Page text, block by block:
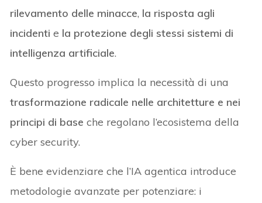
rilevamento delle minacce, la risposta agli
incidenti e la protezione degli stessi sistemi di
intelligenza artificiale.
Questo progresso implica la necessità di una
trasformazione radicale nelle architetture e nei
principi di base che regolano l’ecosistema della
cyber security.
È bene evidenziare che l’IA agentica introduce
metodologie avanzate per potenziare: i